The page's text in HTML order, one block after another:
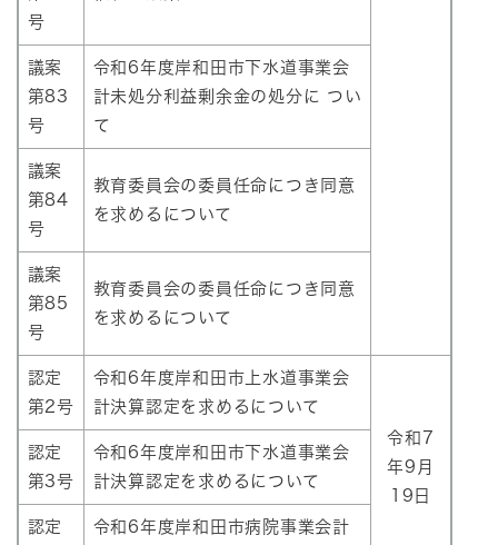
号
議案
第83
号
令和6年度岸和田市下水道事業会
計未処分利益剰余金の処分に つい
て
議案
第84
号
教育委員会の委員任命につき同意
を求めるについて
議案
第85
号
教育委員会の委員任命につき同意
を求めるについて
認定
第2号
令和6年度岸和田市上水道事業会
計決算認定を求めるについて
令和7
年9月
19日
認定
第3号
令和6年度岸和田市下水道事業会
計決算認定を求めるについて
認定
令和6年度岸和田市病院事業会計